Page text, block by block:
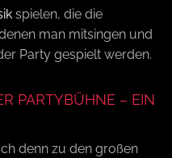
spielen, die die
man mitsingen und
Party gespielt werden.
PARTYBÜHNE – EIN
denn zu den großen